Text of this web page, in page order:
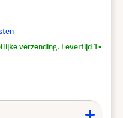
verzending. Levertijd 1-